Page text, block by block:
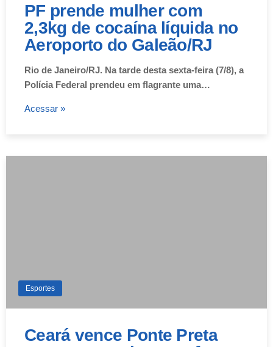
PF prende mulher com
2,3kg de cocaína líquida no
Aeroporto do Galeão/RJ
Rio de Janeiro/RJ. Na tarde desta sexta-feira (7/8), a
Polícia Federal prendeu em flagrante uma…
Acessar »
Esportes
Ceará vence Ponte Preta